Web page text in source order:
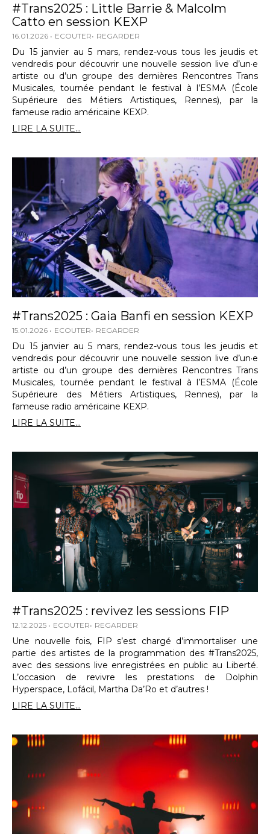
#Trans2025 : Little Barrie & Malcolm
Catto en session KEXP
16.01.2026 ECOUTER REGARDER
Du 15 janvier au 5 mars, rendez-vous tous les jeudis et
vendredis pour découvrir une nouvelle session live d’un·e
artiste ou d’un groupe des dernières Rencontres Trans
Musicales, tournée pendant le festival à l’ESMA (École
Supérieure des Métiers Artistiques, Rennes), par la
fameuse radio américaine KEXP.
LIRE LA SUITE...
#Trans2025 : Gaia Banfi en session KEXP
15.01.2026 ECOUTER REGARDER
Du 15 janvier au 5 mars, rendez-vous tous les jeudis et
vendredis pour découvrir une nouvelle session live d’un·e
artiste ou d’un groupe des dernières Rencontres Trans
Musicales, tournée pendant le festival à l’ESMA (École
Supérieure des Métiers Artistiques, Rennes), par la
fameuse radio américaine KEXP.
LIRE LA SUITE...
#Trans2025 : revivez les sessions FIP
12.12.2025 ECOUTER REGARDER
Une nouvelle fois, FIP s’est chargé d’immortaliser une
partie des artistes de la programmation des #Trans2025,
avec des sessions live enregistrées en public au Liberté.
L’occasion de revivre les prestations de Dolphin
Hyperspace, Lofácil, Martha Da’Ro et d’autres !
LIRE LA SUITE...